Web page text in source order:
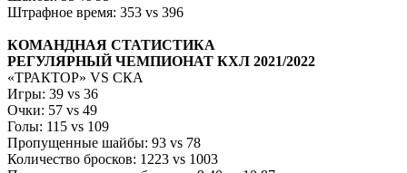
Штрафное время: 353 vs 396
КОМАНДНАЯ СТАТИСТИКА
РЕГУЛЯРНЫЙ ЧЕМПИОНАТ КХЛ 2021/2022
«ТРАКТОР» VS СКА
Игры: 39 vs 36
Очки: 57 vs 49
Голы: 115 vs 109
Пропущенные шайбы: 93 vs 78
Количество бросков: 1223 vs 1003